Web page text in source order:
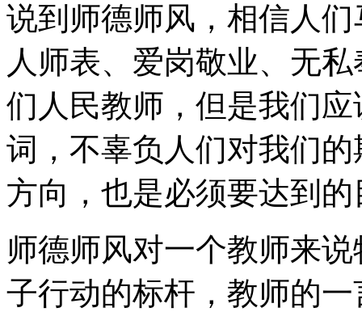
说到师德师风，相信人
人师表、爱岗敬业、无
们人民教师，但是我们
词，不辜负人们对我们
方向，也是必须要达到的
师德师风对一个教师来
子行动的标杆，教师的